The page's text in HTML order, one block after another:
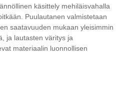
käsittely mehiläisvahalla
Puulautanen valmistetaan
saatavuuden mukaan yleisimmin
ja lautasten väritys ja
materiaalin luonnollisen